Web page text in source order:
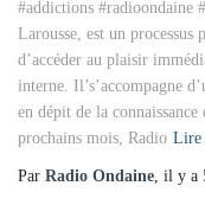
#addictions #radioondaine
Larousse, est un
d’accéder au plaisir
interne. Il’s’accompagne
en dépit de la connaissance
prochains mois, Radio Lire
Par Radio Ondaine, il y a